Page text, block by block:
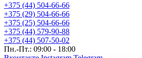
+375 (44) 504-66-66
+375 (29) 504-66-66
+375 (25) 504-66-66
+375 (44) 579-90-88
+375 (44) 507-50-02
Пн.-Пт.: 09:00 - 18:00